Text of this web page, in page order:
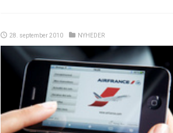
28. september 2010 NYHEDER